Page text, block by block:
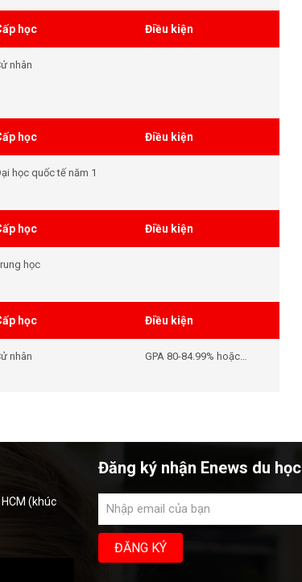
học Điều kiện
nhân
học Điều kiện
học quốc tế năm 1
học Điều kiện
học
học Điều kiện
nhân
GPA 80-84.99% hoặc
(khúc
Đăng ký nhận Enews du học